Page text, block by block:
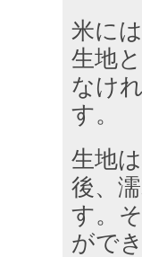
米に
生地
なけ
す。
生地
後、
す。
がで